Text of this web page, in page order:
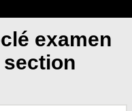
examen
section